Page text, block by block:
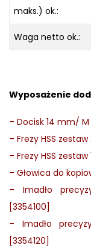
maks.) ok.:
Waga netto ok.:
Wyposażenie
– Docisk 14 mm/ M
– Frezy HSS
– Frezy HSS
– Głowica do
– Imadło
[3354100]
– Imadło
[3354120]